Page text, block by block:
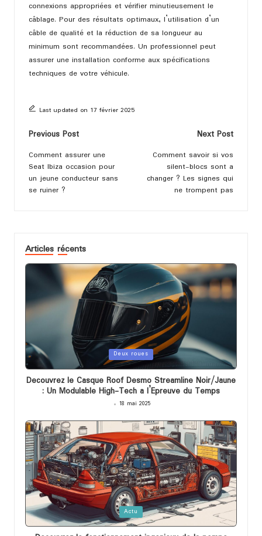
connexions appropriées et vérifier minutieusement le
câblage. Pour des résultats optimaux, l’utilisation d’un
câble de qualité et la réduction de sa longueur au
minimum sont recommandées. Un professionnel peut
assurer une installation conforme aux spécifications
techniques de votre véhicule.
Last updated on 17 février 2025
Post
navigation
Previous Post
Comment assurer une
Seat Ibiza occasion pour
un jeune conducteur sans
se ruiner ?
Next Post
Comment savoir si vos
silent-blocs sont a
changer ? Les signes qui
ne trompent pas
Articles récents
Posted
Deux roues
Decouvrez le Casque Roof Desmo Streamline Noir/Jaune
: Un Modulable High-Tech a l’Epreuve du Temps
18 mai 2025
Posted
Actu